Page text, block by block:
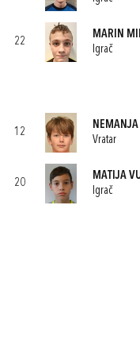
22
MARIN
Igrač
12
Vratar
20
MATIJA
Igrač